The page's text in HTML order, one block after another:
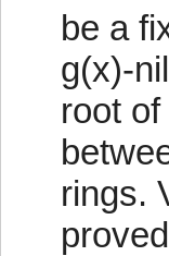
be a
g(x)-
root
rings.